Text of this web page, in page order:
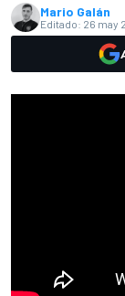
Mario Galán
Editado: 26 may